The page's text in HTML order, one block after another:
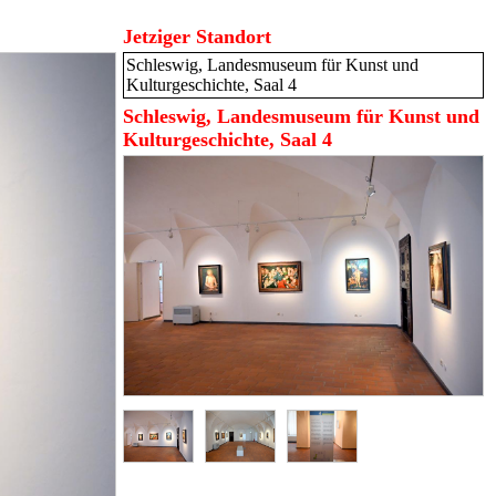
Jetziger Standort
Schleswig, Landesmuseum für Kunst und
Kulturgeschichte, Saal 4
Schleswig, Landesmuseum für Kunst und
Kulturgeschichte, Saal 4